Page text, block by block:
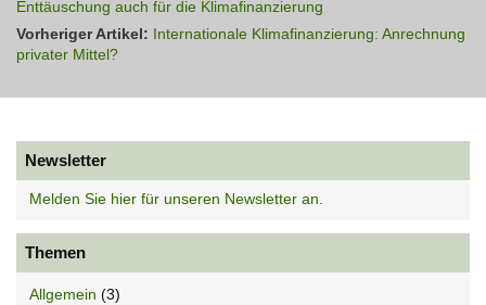
Enttäuschung auch für die Klimafinanzierung
Vorheriger Artikel: Internationale Klimafinanzierung: Anrechnung
privater Mittel?
Newsletter
Melden Sie hier für unseren Newsletter an.
Themen
Allgemein (3)